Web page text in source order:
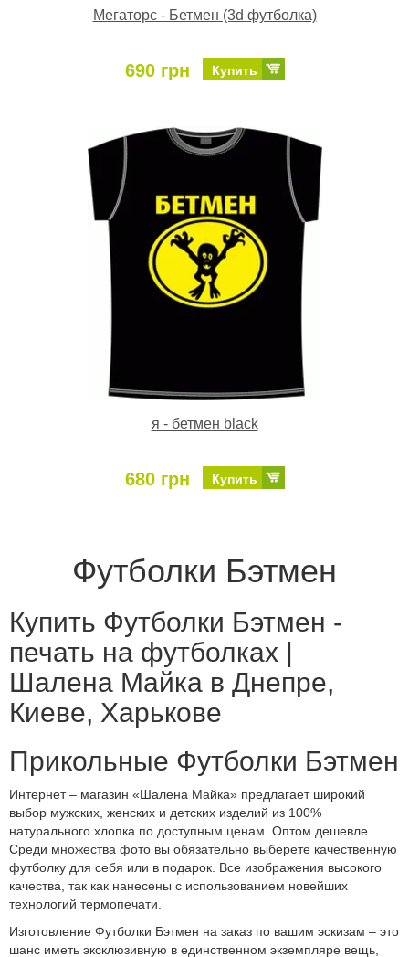
Мегаторс - Бетмен (3d футболка)
690 грн Купить
я - бетмен black
680 грн Купить
Футболки Бэтмен
Купить Футболки Бэтмен -
печать на футболках |
Шалена Майка в Днепре,
Киеве, Харькове
Прикольные Футболки Бэтмен
Интернет – магазин «Шалена Майка» предлагает широкий
выбор мужских, женских и детских изделий из 100%
натурального хлопка по доступным ценам. Оптом дешевле.
Среди множества фото вы обязательно выберете качественную
футболку для себя или в подарок. Все изображения высокого
качества, так как нанесены с использованием новейших
технологий термопечати.
Изготовление Футболки Бэтмен на заказ по вашим эскизам – это
шанс иметь эксклюзивную в единственном экземпляре вещь,